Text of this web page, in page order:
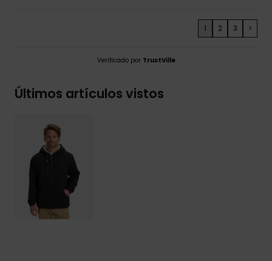
1 2 3 >
Verificado por TrustVille
Últimos artículos vistos